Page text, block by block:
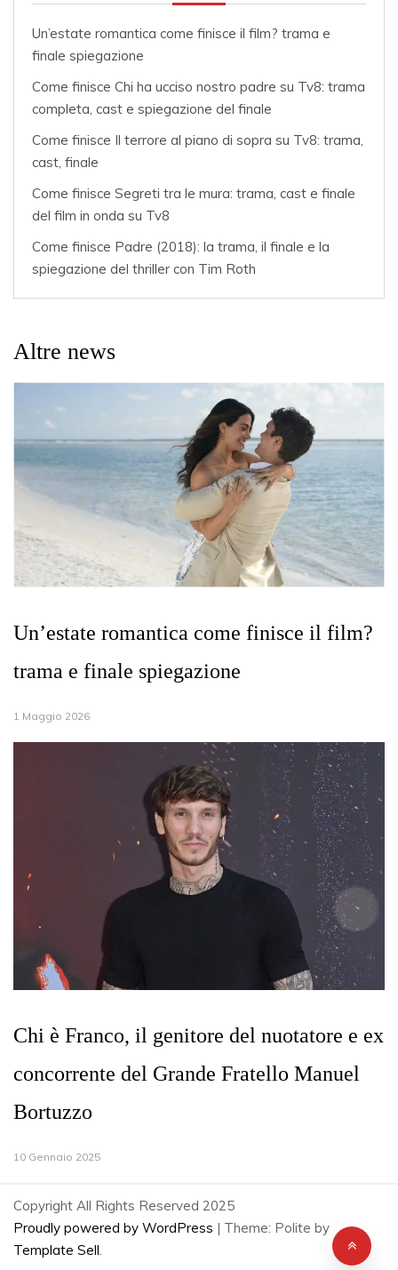
Un’estate romantica come finisce il film? trama e
finale spiegazione
Come finisce Chi ha ucciso nostro padre su Tv8: trama
completa, cast e spiegazione del finale
Come finisce Il terrore al piano di sopra su Tv8: trama,
cast, finale
Come finisce Segreti tra le mura: trama, cast e finale
del film in onda su Tv8
Come finisce Padre (2018): la trama, il finale e la
spiegazione del thriller con Tim Roth
Altre news
Un’estate romantica come finisce il film?
trama e finale spiegazione
1 Maggio 2026
Chi è Franco, il genitore del nuotatore e ex
concorrente del Grande Fratello Manuel
Bortuzzo
10 Gennaio 2025
Copyright All Rights Reserved 2025
Proudly powered by WordPress | Theme: Polite by
Template Sell